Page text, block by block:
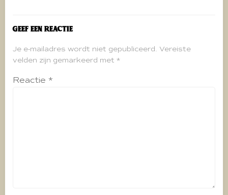
Geef een reactie
Je e-mailadres wordt niet gepubliceerd. Vereiste
velden zijn gemarkeerd met *
Reactie *